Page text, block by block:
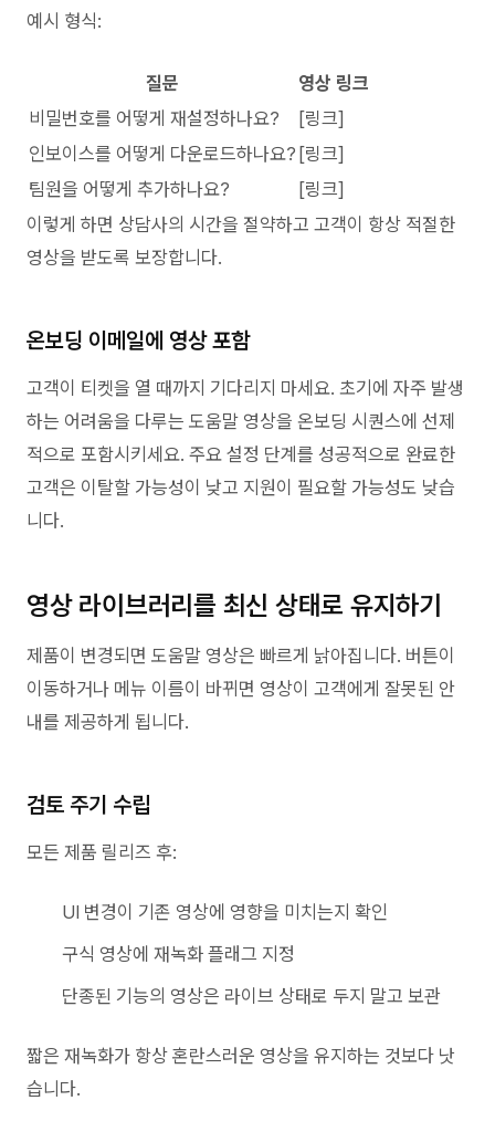
예시 형식:
질문
영상 링크
비밀번호를 어떻게 재설정하나요?
[링크]
인보이스를 어떻게 다운로드하나요? [링크]
팀원을 어떻게 추가하나요?
[링크]
이렇게 하면 상담사의 시간을 절약하고 고객이 항상 적절한
영상을 받도록 보장합니다.
온보딩 이메일에 영상 포함
고객이 티켓을 열 때까지 기다리지 마세요. 초기에 자주 발생
하는 어려움을 다루는 도움말 영상을 온보딩 시퀀스에 선제
적으로 포함시키세요. 주요 설정 단계를 성공적으로 완료한
고객은 이탈할 가능성이 낮고 지원이 필요할 가능성도 낮습
니다.
영상 라이브러리를 최신 상태로 유지하기
제품이 변경되면 도움말 영상은 빠르게 낡아집니다. 버튼이
이동하거나 메뉴 이름이 바뀌면 영상이 고객에게 잘못된 안
내를 제공하게 됩니다.
검토 주기 수립
모든 제품 릴리즈 후:
UI 변경이 기존 영상에 영향을 미치는지 확인
구식 영상에 재녹화 플래그 지정
단종된 기능의 영상은 라이브 상태로 두지 말고 보관
짧은 재녹화가 항상 혼란스러운 영상을 유지하는 것보다 낫
습니다.